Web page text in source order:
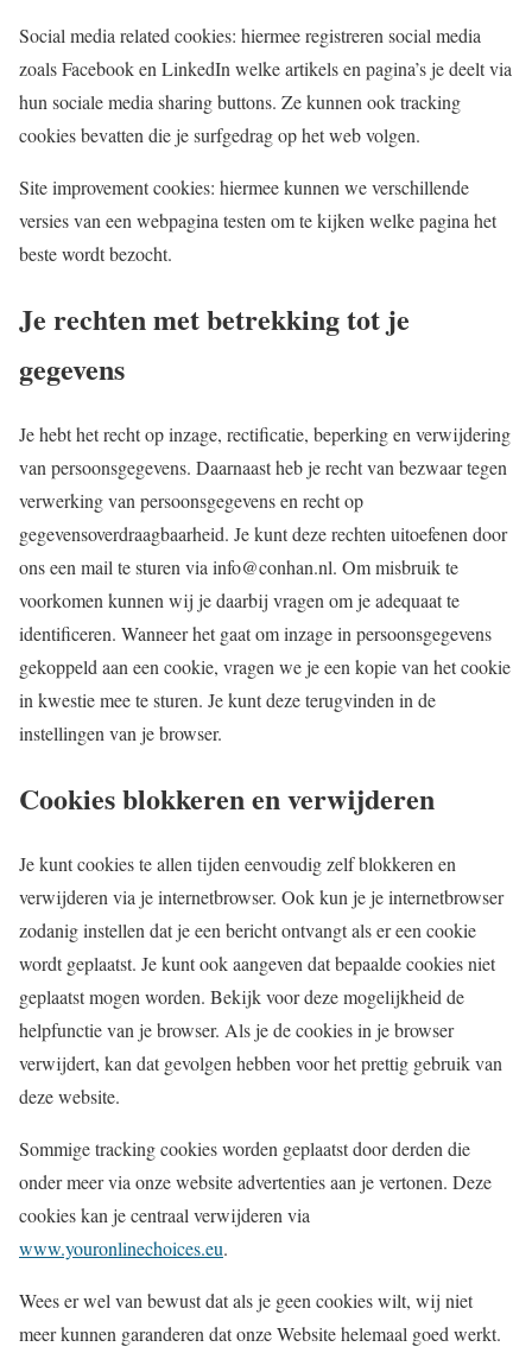
Social media related cookies: hiermee registreren social media
zoals Facebook en LinkedIn welke artikels en pagina’s je deelt via
hun sociale media sharing buttons. Ze kunnen ook tracking
cookies bevatten die je surfgedrag op het web volgen.
Site improvement cookies: hiermee kunnen we verschillende
versies van een webpagina testen om te kijken welke pagina het
beste wordt bezocht.
Je rechten met betrekking tot je
gegevens
Je hebt het recht op inzage, rectificatie, beperking en verwijdering
van persoonsgegevens. Daarnaast heb je recht van bezwaar tegen
verwerking van persoonsgegevens en recht op
gegevensoverdraagbaarheid. Je kunt deze rechten uitoefenen door
ons een mail te sturen via info@conhan.nl. Om misbruik te
voorkomen kunnen wij je daarbij vragen om je adequaat te
identificeren. Wanneer het gaat om inzage in persoonsgegevens
gekoppeld aan een cookie, vragen we je een kopie van het cookie
in kwestie mee te sturen. Je kunt deze terugvinden in de
instellingen van je browser.
Cookies blokkeren en verwijderen
Je kunt cookies te allen tijden eenvoudig zelf blokkeren en
verwijderen via je internetbrowser. Ook kun je je internetbrowser
zodanig instellen dat je een bericht ontvangt als er een cookie
wordt geplaatst. Je kunt ook aangeven dat bepaalde cookies niet
geplaatst mogen worden. Bekijk voor deze mogelijkheid de
helpfunctie van je browser. Als je de cookies in je browser
verwijdert, kan dat gevolgen hebben voor het prettig gebruik van
deze website.
Sommige tracking cookies worden geplaatst door derden die
onder meer via onze website advertenties aan je vertonen. Deze
cookies kan je centraal verwijderen via
www.youronlinechoices.eu.
Wees er wel van bewust dat als je geen cookies wilt, wij niet
meer kunnen garanderen dat onze Website helemaal goed werkt.